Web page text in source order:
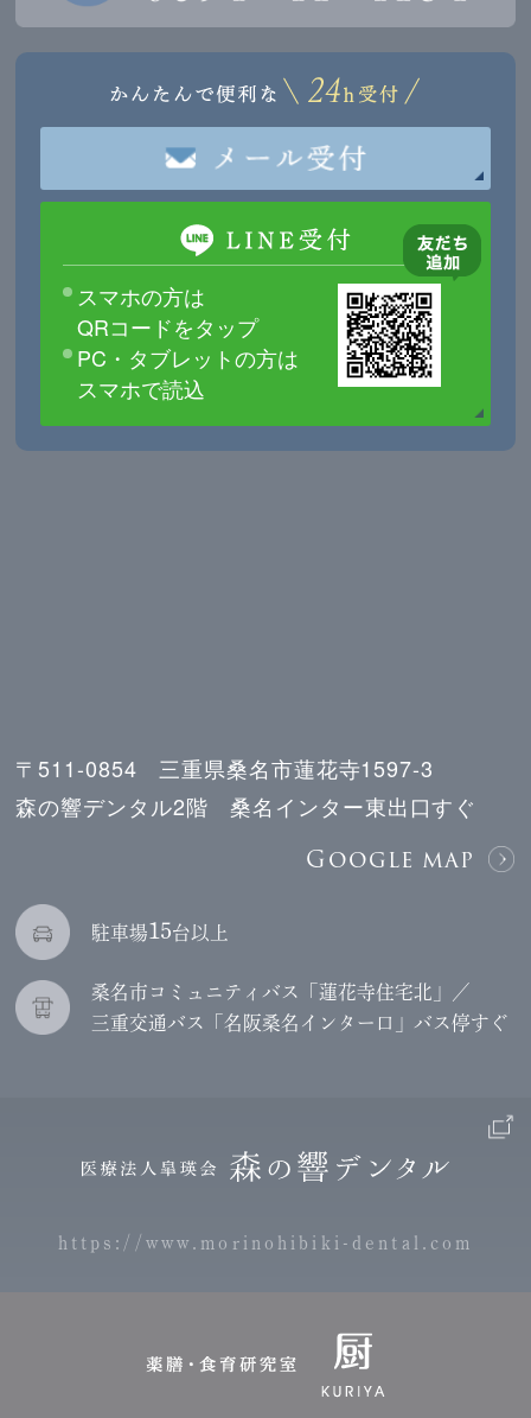
スマホの方は
QRコードをタップ
PC・タブレットの方は
スマホで読込
〒511-0854 三重県桑名市蓮花寺1597-3
森の響デンタル2階 桑名インター東出口すぐ
Google map
駐車場15台以上
桑名市コミュニティバス「蓮花寺住宅北」／
三重交通バス「名阪桑名インター口」バス停すぐ
https://www.morinohibiki-dental.com